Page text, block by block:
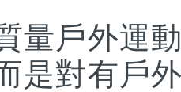
戶外運動
是對有戶